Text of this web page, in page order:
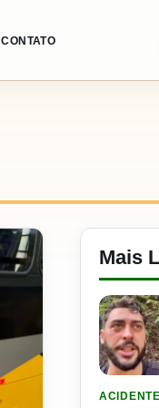
CONTATO
Mais
ACIDENTE